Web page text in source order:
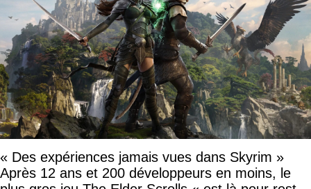
« Des expériences jamais vues dans Skyrim »
Après 12 ans et 200 développeurs en moins, le